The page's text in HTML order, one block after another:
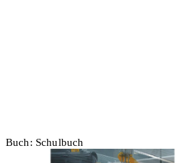
Buch: Schulbuch